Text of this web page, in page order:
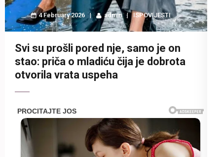
4 February 2026 admin ISPOVIJESTI
Svi su prošli pored nje, samo je on
stao: priča o mladiću čija je dobrota
otvorila vrata uspeha